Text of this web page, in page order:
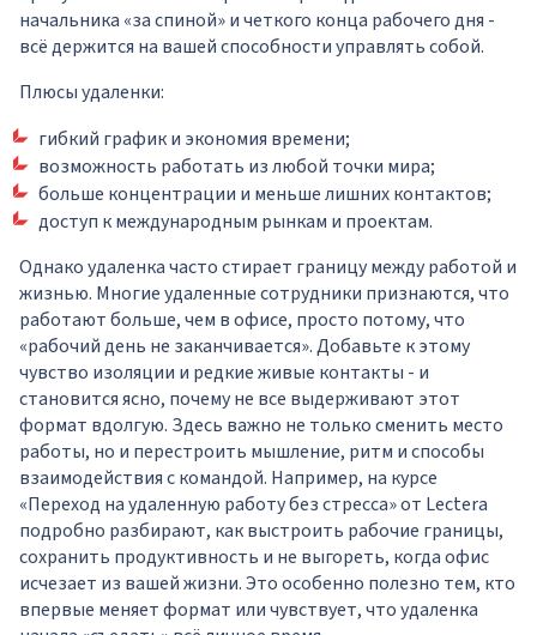
начальника «за спиной» и четкого конца рабочего дня -
всё держится на вашей способности управлять собой.
Плюсы удаленки:
гибкий график и экономия времени;
возможность работать из любой точки мира;
больше концентрации и меньше лишних контактов;
доступ к международным рынкам и проектам.
Однако удаленка часто стирает границу между работой и
жизнью. Многие удаленные сотрудники признаются, что
работают больше, чем в офисе, просто потому, что
«рабочий день не заканчивается». Добавьте к этому
чувство изоляции и редкие живые контакты - и
становится ясно, почему не все выдерживают этот
формат вдолгую. Здесь важно не только сменить место
работы, но и перестроить мышление, ритм и способы
взаимодействия с командой. Например, на курсе
«Переход на удаленную работу без стресса» от Lectera
подробно разбирают, как выстроить рабочие границы,
сохранить продуктивность и не выгореть, когда офис
исчезает из вашей жизни. Это особенно полезно тем, кто
впервые меняет формат или чувствует, что удаленка